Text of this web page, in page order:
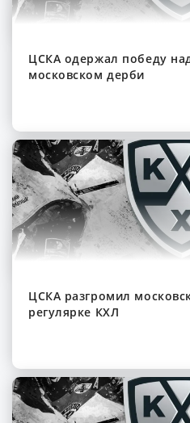
ЦСКА одержал победу
московском дерби
ЦСКА разгромил
регулярке КХЛ